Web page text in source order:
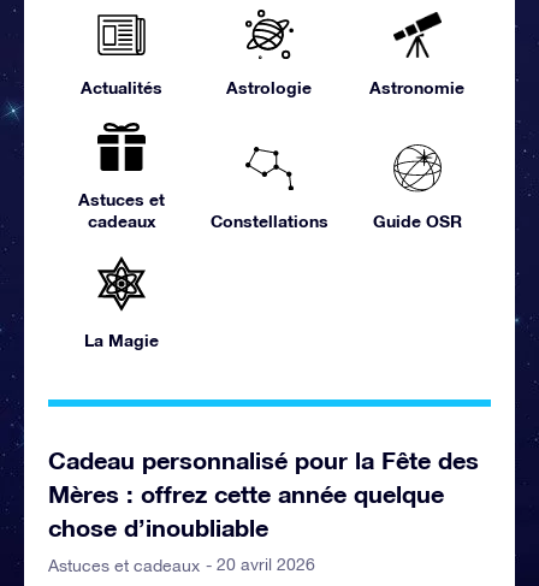
Actualités Astrologie Astronomie
Astuces et
cadeaux
Constellations Guide OSR
La Magie
Cadeau personnalisé pour la Fête des
Mères : offrez cette année quelque
chose d’inoubliable
Astuces et cadeaux - 20 avril 2026